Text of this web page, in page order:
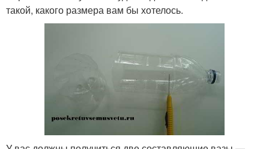
такой, какого размера вам бы хотелось.